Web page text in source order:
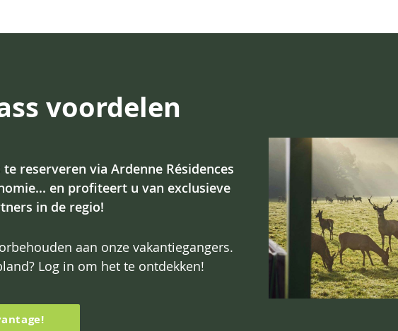
voordelen
reserveren via Ardenne Résidences
en profiteert u van exclusieve
in de regio!
aan onze vakantiegangers.
Log in om het te ontdekken!